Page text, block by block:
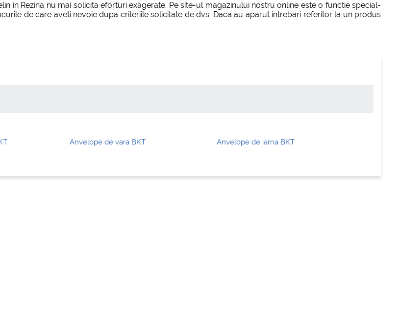
in Rezina nu mai solicita eforturi exagerate. Pe site-ul magazinului nostru online este o functie special-
de care aveti nevoie dupa criteriile solicitate de dvs. Daca au aparut intrebari referitor la un produs
Anvelope de vara BKT Anvelope de iarna BKT